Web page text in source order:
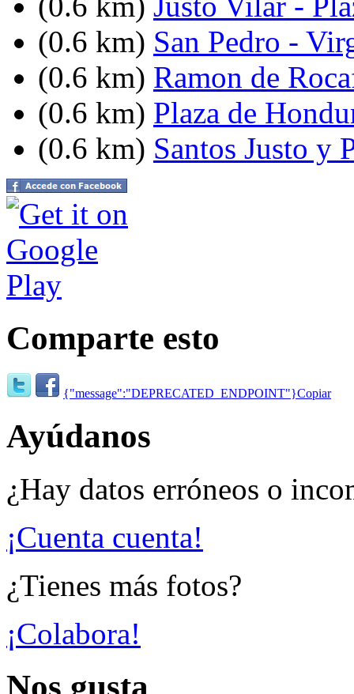
(0.6 km) San Pedro -
(0.6 km) Ramon de
(0.6 km) Plaza de
(0.6 km) Santos Justo y
Comparte esto
{"message":"DEPRECATED_ENDPOINT"}Copiar
Ayúdanos
¿Hay datos erróneos o
¡Cuenta cuenta!
¿Tienes más fotos?
¡Colabora!